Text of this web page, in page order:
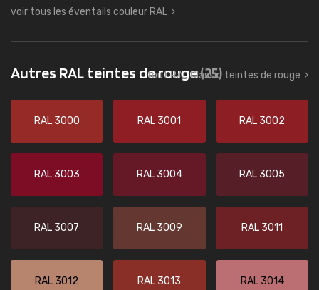
voir tous les éventails couleur RAL
Autres RAL teintes de rouge(25)
tout RAL Classic teintes de rouge
RAL 3000 RAL 3001 RAL 3002
RAL 3003 RAL 3004 RAL 3005
RAL 3007 RAL 3009 RAL 3011
RAL 3012 RAL 3013 RAL 3014